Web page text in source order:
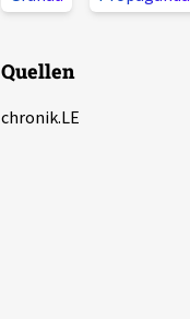
Quellen
chronik.LE